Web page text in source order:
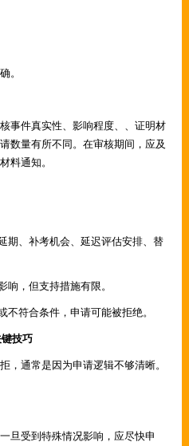
。
事件真实性、影响程度、、证明材
数量有所不同。在审核期间，应及
料通知。
期、补考机会、延迟评估安排、替
响，但支持措施有限。
不符合条件，申请可能被拒绝。
技巧
，通常是因为申请逻辑不够清晰。
旦受到特殊情况影响，应尽快申